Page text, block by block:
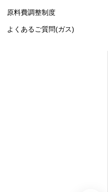
原料費調整制度
よくあるご質問(ガス)